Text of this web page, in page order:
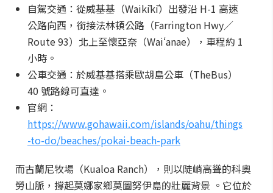
自駕交通：從威基基（Waikīkī）出發沿 H-1 高速
公路向西，銜接法林頓公路（Farrington Hwy／
Route 93）北上至懷亞奈（Waiʻanae），車程約 1
小時。
公車交通：於威基基搭乘歐胡島公車（TheBus）
40 號路線可直達。
官網：
https://www.gohawaii.com/islands/oahu/things
-to-do/beaches/pokai-beach-park
而古蘭尼牧場（Kualoa Ranch），則以陡峭高聳的科奧
勞山脈，撐起莫娜家鄉莫圖努伊島的壯麗背景 。它位於